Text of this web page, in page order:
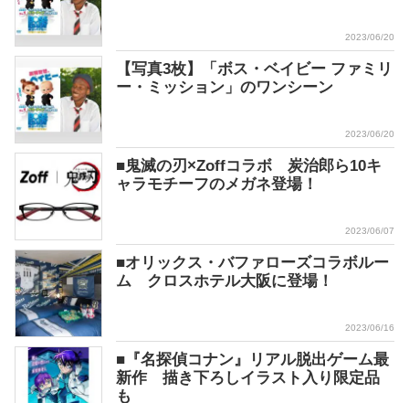
2023/06/20
【写真3枚】「ボス・ベイビー ファミリ
ー・ミッション」のワンシーン
2023/06/20
■鬼滅の刃×Zoffコラボ 炭治郎ら10キ
ャラモチーフのメガネ登場！
2023/06/07
■オリックス・バファローズコラボルー
ム クロスホテル大阪に登場！
2023/06/16
■『名探偵コナン』リアル脱出ゲーム最
新作 描き下ろしイラスト入り限定品
も